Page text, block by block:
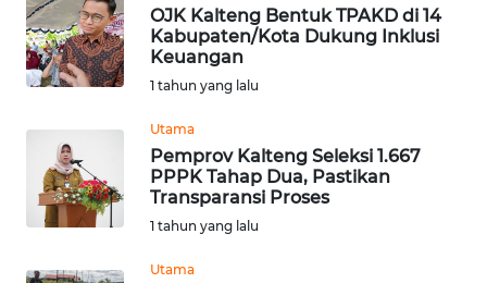
​OJK Kalteng Bentuk TPAKD di 14
Kabupaten/Kota Dukung Inklusi
Keuangan​
1 tahun yang lalu
Utama
Pemprov Kalteng Seleksi 1.667
PPPK Tahap Dua, Pastikan
Transparansi Proses
1 tahun yang lalu
Utama
WN
SAMOSIR
PADANG
LAWAS
WN